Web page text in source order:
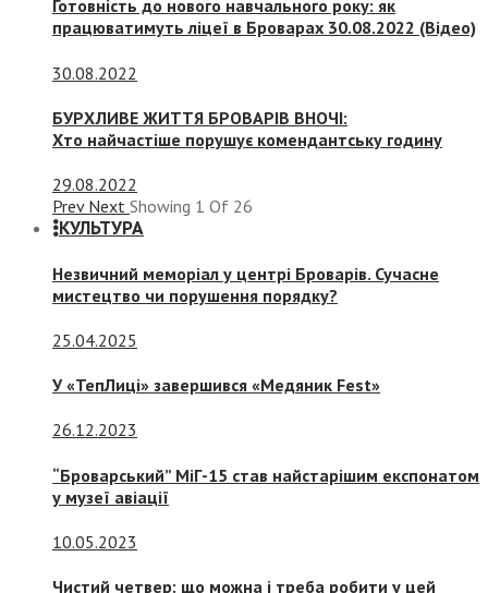
Готовність до нового навчального року: як
працюватимуть ліцеї в Броварах 30.08.2022 (Відео)
30.08.2022
БУРХЛИВЕ ЖИТТЯ БРОВАРІВ ВНОЧІ:
Хто найчастіше порушує комендантську годину
29.08.2022
Prev Next Showing 1 Of 26
КУЛЬТУРА
Незвичний меморіал у центрі Броварів. Сучасне
мистецтво чи порушення порядку?
25.04.2025
У «ТепЛиці» завершився «Медяник Fest»
26.12.2023
“Броварський” МіГ-15 став найстарішим експонатом
у музеї авіації
10.05.2023
Чистий четвер: що можна і треба робити у цей